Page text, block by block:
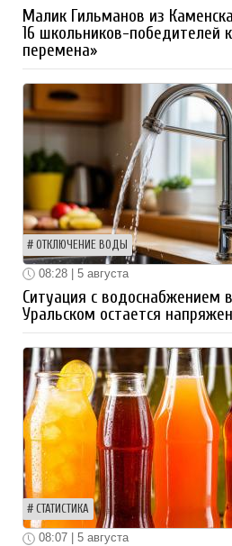
Малик Гильманов из
16 школьников-победителей
перемена»
ОТКЛЮЧЕНИЕ ВОДЫ
08:28 | 5 августа
Ситуация с водоснабжением
Уральском остается
СТАТИСТИКА
08:07 | 5 августа